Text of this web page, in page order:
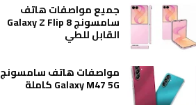
جميع مواصفات هاتف
سامسونج Galaxy Z Flip 8
القابل للطي
مواصفات هاتف سامسونج
Galaxy M47 5G كاملة